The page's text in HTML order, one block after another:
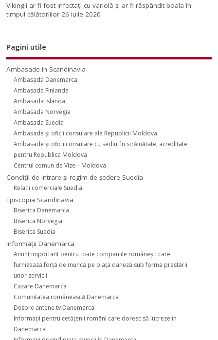
Vikingii ar fi fost infectaţi cu variolă şi ar fi răspândit boala în
timpul călătoriilor 26 iulie 2020
Pagini utile
Ambasade in Scandinavia
Ambasada Danemarca
Ambasada Finlanda
Ambasada Islanda
Ambasada Norvegia
Ambasada Suedia
Ambasade şi oficii consulare ale Republicii Moldova
Ambasade şi oficii consulare cu sediul în străinătate, acreditate
pentru Republica Moldova
Centrul comun de Vize – Moldova
Condiţii de intrare şi regim de şedere Suedia
Relatii comerciale Suedia
Episcopia Scandinavia
Biserica Danemarca
Biserica Norvegia
Biserica Suedia
Informaţii Danemarca
Anunţ important pentru toate companiile româneşti care
furnizează forţă de muncă pe piaţa daneză sub forma prestării
unor servicii
Cazare Danemarca
Comunitatea românească Danemarca
Despre antene tv Danemarca
Informaţii pentru cetăţenii români care doresc să lucreze în
Danemarca